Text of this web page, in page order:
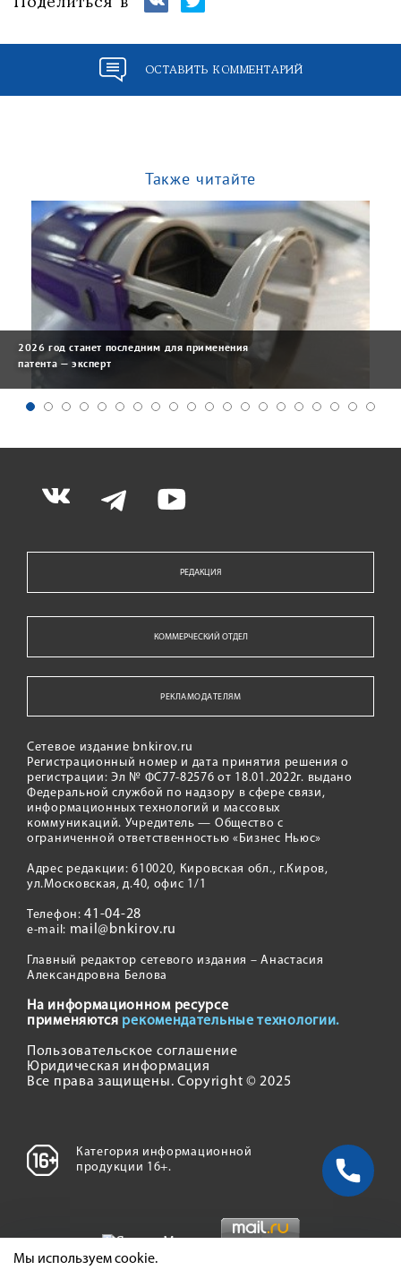
ОСТАВИТЬ КОММЕНТАРИЙ
Также читайте
2026 год станет последним для применения
патента — эксперт
РЕДАКЦИЯ
КОММЕРЧЕСКИЙ ОТДЕЛ
РЕКЛАМОДАТЕЛЯМ
Сетевое издание bnkirov.ru
Регистрационный номер и дата принятия решения о
регистрации: Эл № ФС77-82576 от 18.01.2022г. выдано
Федеральной службой по надзору в сфере связи,
информационных технологий и массовых
коммуникаций. Учредитель — Общество с
ограниченной ответственностью «Бизнес Ньюс»
Адрес редакции: 610020, Кировская обл., г.Киров,
ул.Московская, д.40, офис 1/1
Телефон:41-04-28
e-mail: mail@bnkirov.ru
Главный редактор сетевого издания – Анастасия
Александровна Белова
На информационном ресурсе
применяются рекомендательные технологии.
Пользовательское соглашение
Юридическая информация
Все права защищены. Copyright © 2025
Категория информационной
продукции 16+.
Мы используем cookie.